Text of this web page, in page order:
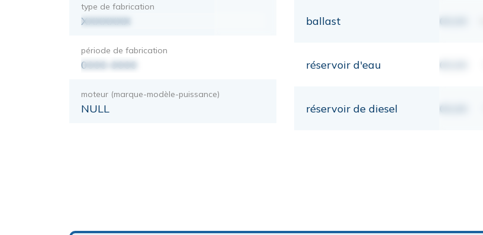
type de fabrication
XXXXXXX
période de fabrication
0000-0000
moteur (marque-modèle-puissance)
NULL
ballast 00,00
réservoir d'eau 00,00
réservoir de diesel 00,00